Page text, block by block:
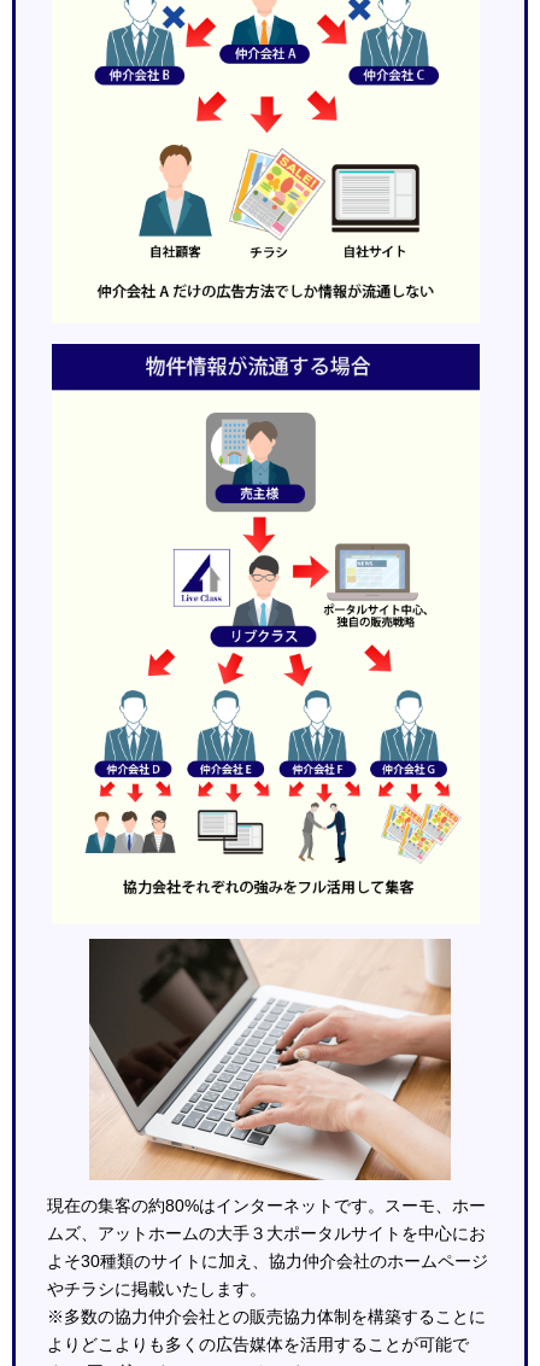
現在の集客の約80%はインターネットです。スーモ、ホー
ムズ、アットホームの大手３大ポータルサイトを中心にお
よそ30種類のサイトに加え、協力仲介会社のホームページ
やチラシに掲載いたします。
※多数の協力仲介会社との販売協力体制を構築することに
よりどこよりも多くの広告媒体を活用することが可能で